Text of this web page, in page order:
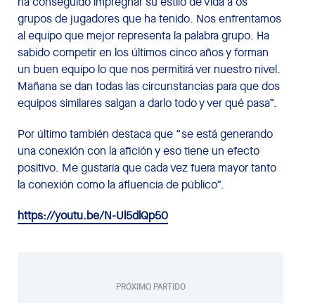
grupos de jugadores que ha tenido. Nos enfrentamos
al equipo que mejor representa la palabra grupo. Ha
sabido competir en los últimos cinco años y forman
un buen equipo lo que nos permitirá ver nuestro nivel.
Mañana se dan todas las circunstancias para que dos
equipos similares salgan a darlo todo y ver qué pasa”.
Por último también destaca que “se está generando
una conexión con la afición y eso tiene un efecto
positivo. Me gustaría que cada vez fuera mayor tanto
la conexión como la afluencia de público”.
https://youtu.be/N-Ul5dlQp50
PRÓXIMO PARTIDO